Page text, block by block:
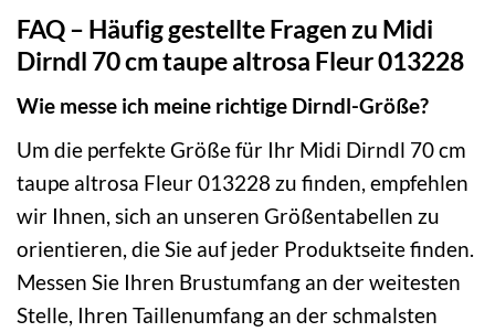
FAQ – Häufig gestellte Fragen zu Midi
Dirndl 70 cm taupe altrosa Fleur 013228
Wie messe ich meine richtige Dirndl-Größe?
Um die perfekte Größe für Ihr Midi Dirndl 70 cm
taupe altrosa Fleur 013228 zu finden, empfehlen
wir Ihnen, sich an unseren Größentabellen zu
orientieren, die Sie auf jeder Produktseite finden.
Messen Sie Ihren Brustumfang an der weitesten
Stelle, Ihren Taillenumfang an der schmalsten